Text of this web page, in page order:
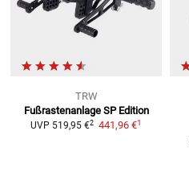
TRW
Fußrastenanlage SP Edition
UVP 519,95 €2 441,96 €1